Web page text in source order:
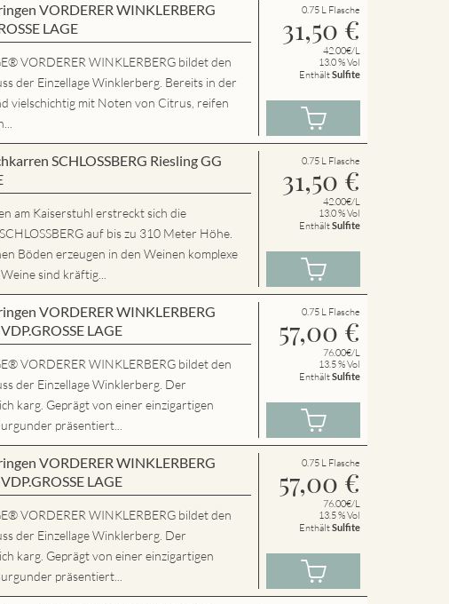
VORDERER WINKLERBERG
LAGE
VORDERER WINKLERBERG bildet den
der Einzellage Winklerberg. Bereits in der
vielschichtig mit Noten von Citrus, reifen
0.75 L Flasche
31,50 €
42.00€/L
13.0 % Vol
EnthältSulfite
SCHLOSSBERG Riesling GG
am Kaiserstuhl erstreckt sich die
auf bis zu 310 Meter Höhe.
Böden erzeugen in den Weinen komplexe
sind kräftig...
0.75 L Flasche
31,50 €
42.00€/L
13.0 % Vol
EnthältSulfite
VORDERER WINKLERBERG
LAGE
VORDERER WINKLERBERG bildet den
der Einzellage Winklerberg. Der
karg. Geprägt von einer einzigartigen
präsentiert...
0.75 L Flasche
57,00 €
76.00€/L
13.5 % Vol
EnthältSulfite
VORDERER WINKLERBERG
LAGE
VORDERER WINKLERBERG bildet den
der Einzellage Winklerberg. Der
karg. Geprägt von einer einzigartigen
präsentiert...
0.75 L Flasche
57,00 €
76.00€/L
13.5 % Vol
EnthältSulfite